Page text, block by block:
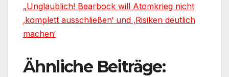
„Unglaublich! Bearbock will Atomkrieg nicht
‚komplett ausschließen‘ und ‚Risiken deutlich
machen‘
Ähnliche Beiträge: